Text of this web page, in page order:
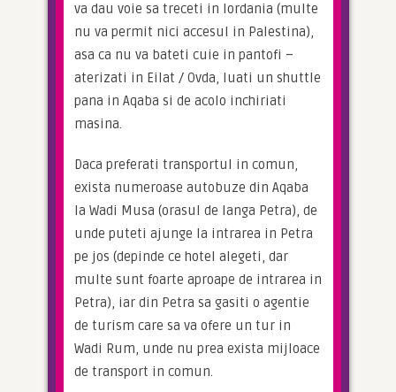
va dau voie sa treceti in Iordania (multe
nu va permit nici accesul in Palestina),
asa ca nu va bateti cuie in pantofi –
aterizati in Eilat / Ovda, luati un shuttle
pana in Aqaba si de acolo inchiriati
masina.
Daca preferati transportul in comun,
exista numeroase autobuze din Aqaba
la Wadi Musa (orasul de langa Petra), de
unde puteti ajunge la intrarea in Petra
pe jos (depinde ce hotel alegeti, dar
multe sunt foarte aproape de intrarea in
Petra), iar din Petra sa gasiti o agentie
de turism care sa va ofere un tur in
Wadi Rum, unde nu prea exista mijloace
de transport in comun.